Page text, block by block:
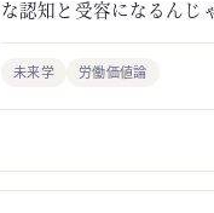
な認知と受容になるんじ
未来学 労働価値論